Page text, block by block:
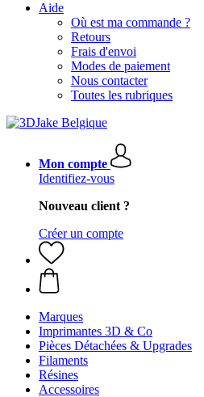
Aide
Où est ma commande ?
Retours
Frais d'envoi
Modes de paiement
Nous contacter
Toutes les rubriques
Mon compte
Identifiez-vous
Nouveau client ?
Créer un compte
Marques
Imprimantes 3D & Co
Pièces Détachées & Upgrades
Filaments
Résines
Accessoires